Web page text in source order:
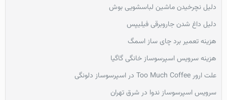
دلیل نچرخیدن ماشین لباسشویی بوش
دلیل داغ شدن جاروبرقی فیلیپس
هزینه تعمیر برد چای ساز اسمگ
هزینه سرویس اسپرسوساز خانگی گاگیا
علت ارور Too Much Coffee در اسپرسوساز دلونگی
سرویس اسپرسوساز ندوا در شرق تهران